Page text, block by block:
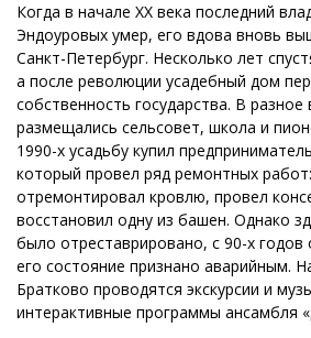
Когда в начале ХХ века последний
Эндоуровых умер, его вдова вновь
Санкт-Петербург. Несколько лет
а после революции усадебный дом
собственность государства. В
размещались сельсовет, школа и
1990-х усадьбу купил
который провел ряд ремонтных
отремонтировал кровлю, провел
восстановил одну из башен. Однако
было отреставрировано, с 90-х годов
его состояние признано аварийным.
Братково проводятся экскурсии и
интерактивные программы ансамбля